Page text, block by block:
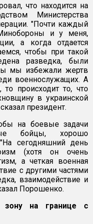
что находится на
Министерства
"Почти каждый
и у меня,
а когда отдается
чтобы при такой
разведка, были
мы избежали жертв
военнослужащих. А
то происходит то, что
в украинской
президент.
на боевые задачи
бойцы, хорошо
сегодняшний день
(хотя он очень
а четкая военная
с другими частями
взаимодействие и
Порошенко.
зону на границе с